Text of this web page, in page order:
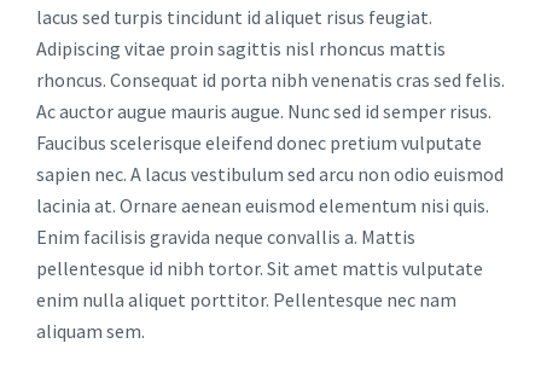
lacus sed turpis tincidunt id aliquet risus feugiat.
Adipiscing vitae proin sagittis nisl rhoncus mattis
rhoncus. Consequat id porta nibh venenatis cras sed felis.
Ac auctor augue mauris augue. Nunc sed id semper risus.
Faucibus scelerisque eleifend donec pretium vulputate
sapien nec. A lacus vestibulum sed arcu non odio euismod
lacinia at. Ornare aenean euismod elementum nisi quis.
Enim facilisis gravida neque convallis a. Mattis
pellentesque id nibh tortor. Sit amet mattis vulputate
enim nulla aliquet porttitor. Pellentesque nec nam
aliquam sem.